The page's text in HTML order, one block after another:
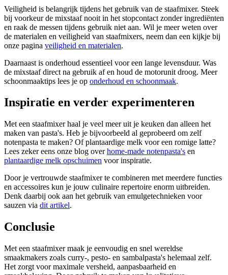
Veiligheid is belangrijk tijdens het gebruik van de staafmixer. Steek
bij voorkeur de mixstaaf nooit in het stopcontact zonder ingrediënten
en raak de messen tijdens gebruik niet aan. Wil je meer weten over
de materialen en veiligheid van staafmixers, neem dan een kijkje bij
onze pagina veiligheid en materialen.
Daarnaast is onderhoud essentieel voor een lange levensduur. Was
de mixstaaf direct na gebruik af en houd de motorunit droog. Meer
schoonmaaktips lees je op onderhoud en schoonmaak.
Inspiratie en verder experimenteren
Met een staafmixer haal je veel meer uit je keuken dan alleen het
maken van pasta's. Heb je bijvoorbeeld al geprobeerd om zelf
notenpasta te maken? Of plantaardige melk voor een romige latte?
Lees zeker eens onze blog overhome-made notenpasta's en
plantaardige melk opschuimen voor inspiratie.
Door je vertrouwde staafmixer te combineren met meerdere functies
en accessoires kun je jouw culinaire repertoire enorm uitbreiden.
Denk daarbij ook aan het gebruik van emulgetechnieken voor
sauzen via dit artikel.
Conclusie
Met een staafmixer maak je eenvoudig en snel wereldse
smaakmakers zoals curry-, pesto- en sambalpasta's helemaal zelf.
Het zorgt voor maximale versheid, aanpasbaarheid en